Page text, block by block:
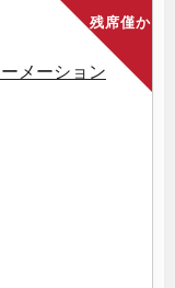
残席僅か
メーション